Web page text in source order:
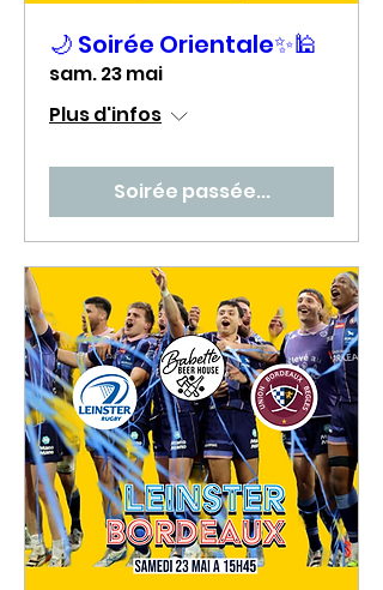
🌙 Soirée Orientale✨🕌
sam. 23 mai
Plus d'infos
Soirée passée...